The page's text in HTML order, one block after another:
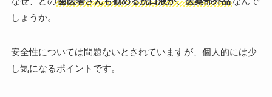
しょうか。
安全性については問題ないとされていますが、個人的には少
し気になるポイントです。